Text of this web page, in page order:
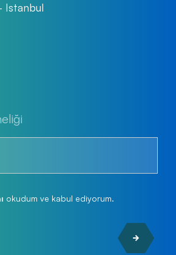
Istanbul
okudum ve kabul ediyorum.